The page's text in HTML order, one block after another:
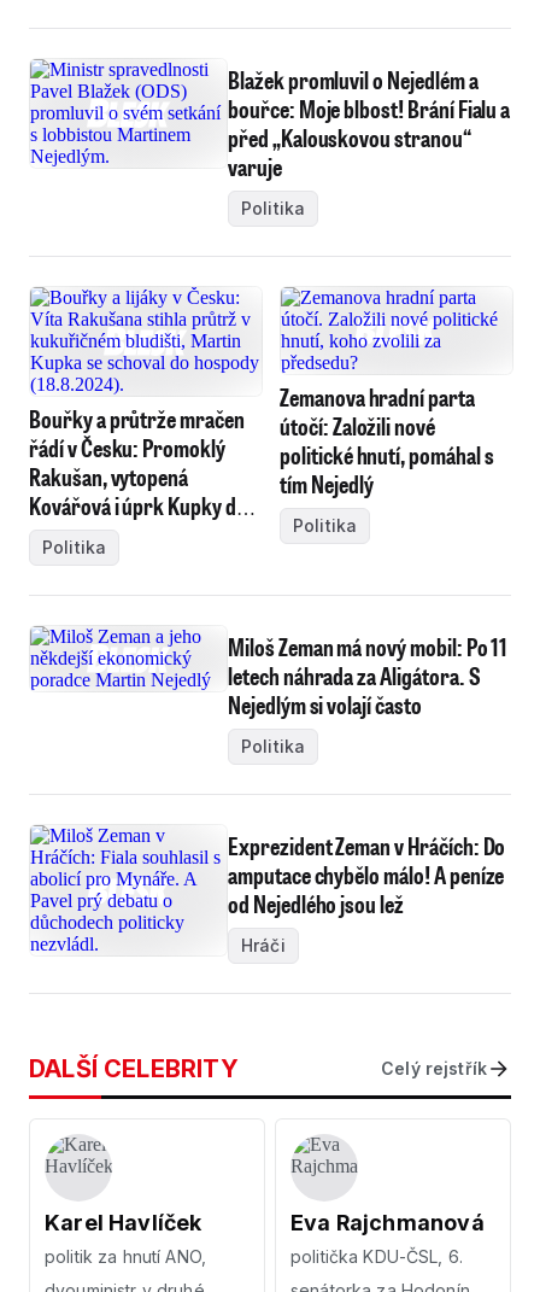
Blažek promluvil o Nejedlém a
bouřce: Moje blbost! Brání Fialu a
před „Kalouskovou stranou“
varuje
Politika
Bouřky a průtrže mračen
řádí v Česku: Promoklý
Rakušan, vytopená
Kovářová i úprk Kupky do
hospody
Politika
Zemanova hradní parta
útočí: Založili nové
politické hnutí, pomáhal s
tím Nejedlý
Politika
Miloš Zeman má nový mobil: Po 11
letech náhrada za Aligátora. S
Nejedlým si volají často
Politika
Exprezident Zeman v Hráčích: Do
amputace chybělo málo! A peníze
od Nejedlého jsou lež
Hráči
DALŠÍ CELEBRITY Celý rejstřík
Karel Havlíček
politik za hnutí ANO,
Eva Rajchmanová
politička KDU-ČSL, 6.